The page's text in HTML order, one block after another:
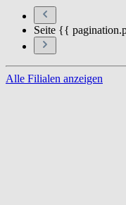
Seite {{
Alle Filialen anzeigen